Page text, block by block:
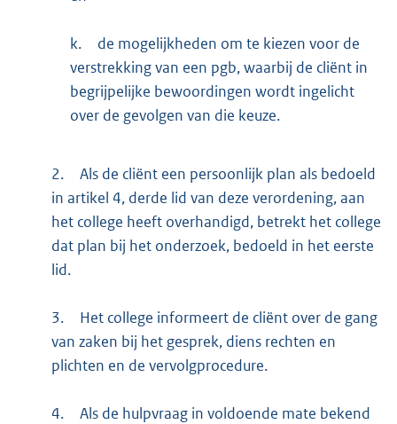
k.
de mogelijkheden om te kiezen voor de
verstrekking van een pgb, waarbij de cliënt in
begrijpelijke bewoordingen wordt ingelicht
over de gevolgen van die keuze.
2.
Als de cliënt een persoonlijk plan als bedoeld
in artikel 4, derde lid van deze verordening, aan
het college heeft overhandigd, betrekt het college
dat plan bij het onderzoek, bedoeld in het eerste
lid.
3.
Het college informeert de cliënt over de gang
van zaken bij het gesprek, diens rechten en
plichten en de vervolgprocedure.
4.
Als de hulpvraag in voldoende mate bekend